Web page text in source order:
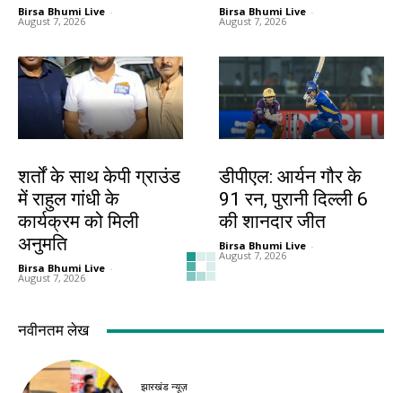
Birsa Bhumi Live -
August 7, 2026
Birsa Bhumi Live -
August 7, 2026
शर्तों के साथ केपी ग्राउंड
में राहुल गांधी के
कार्यक्रम को मिली
अनुमति
Birsa Bhumi Live -
August 7, 2026
डीपीएल: आर्यन गौर के
91 रन, पुरानी दिल्ली 6
की शानदार जीत
Birsa Bhumi Live -
August 7, 2026
नवीनतम लेख
झारखंड न्यूज़